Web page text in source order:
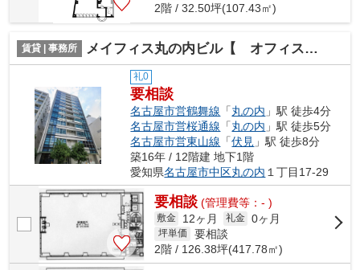
2階 / 32.50坪(107.43㎡)
賃貸 | 事務所 メイフィス丸の内ビル【 オフィスおすすめ 】
礼0
要相談
名古屋市営鶴舞線 「丸の内 」駅 徒歩4分
名古屋市営桜通線 「丸の内 」駅 徒歩5分
名古屋市営東山線 「伏見 」駅 徒歩8分
築16年 / 12階建 地下1階
愛知県名古屋市中区丸の内 １丁目17-29
要相談 (管理費等：- )
敷金 12ヶ月 礼金 0ヶ月
坪単価
要相談
2階 / 126.38坪(417.78㎡)